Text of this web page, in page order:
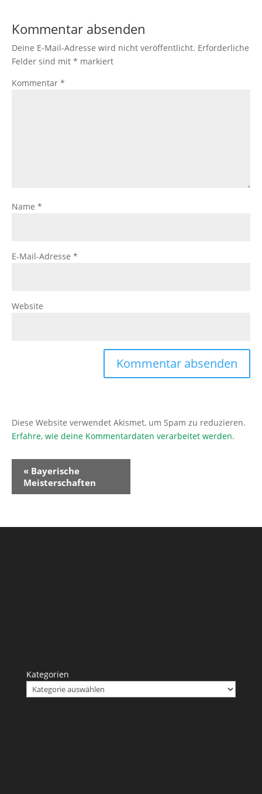
Kommentar absenden
Deine E-Mail-Adresse wird nicht veröffentlicht. Erforderliche
Felder sind mit * markiert
Kommentar *
Name *
E-Mail-Adresse *
Website
Diese Website verwendet Akismet, um Spam zu reduzieren.
Erfahre, wie deine Kommentardaten verarbeitet werden.
Veranstaltung-
Navigation
« Bayerische
Meisterschaften
Kategorien